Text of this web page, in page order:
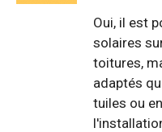
Oui, il est
solaires
toitures,
adaptés
tuiles ou